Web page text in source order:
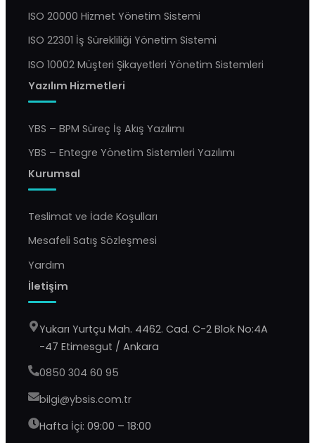
ISO 20000 Hizmet Yönetim Sistemi
ISO 22301 İş Sürekliliği Yönetim Sistemi
ISO 10002 Müşteri Şikayetleri Yönetim Sistemleri
Yazılım Hizmetleri
YBS – BPM Süreç İş Akış Yazılımı
YBS – Entegre Yönetim Sistemleri Yazılımı
Kurumsal
Teslimat ve İade Koşulları
Mesafeli Satış Sözleşmesi
Yardım
İletişim
Yukarı Yurtçu Mah. 4462. Cad. C-2 Blok No:4A
-47 Etimesgut / Ankara
0850 304 60 95
bilgi@ybsis.com.tr
Hafta İçi: 09:00 – 18:00